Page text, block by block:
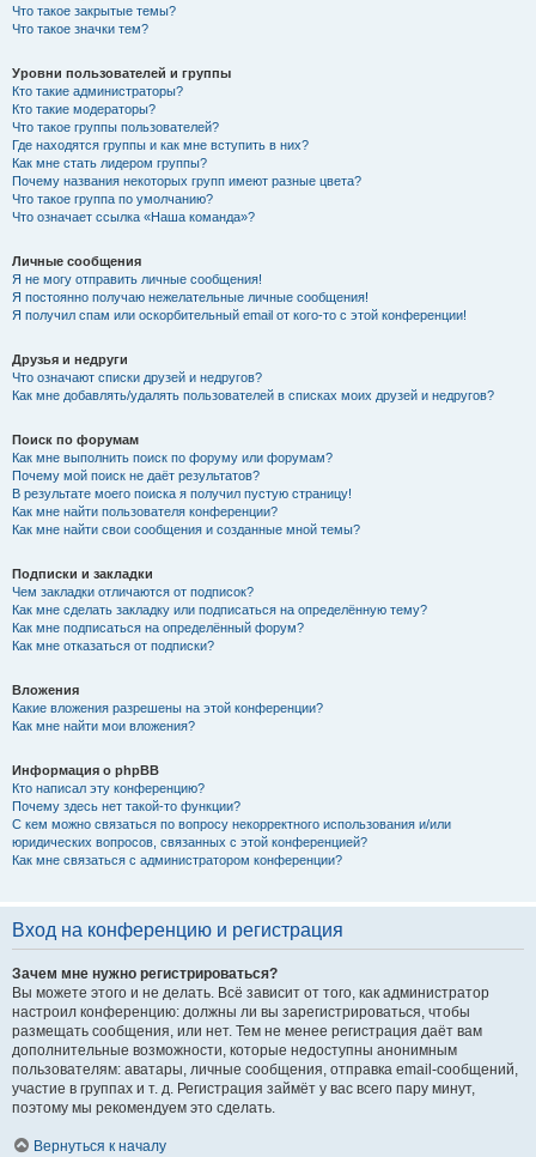
Что такое закрытые темы?
Что такое значки тем?
Уровни пользователей и группы
Кто такие администраторы?
Кто такие модераторы?
Что такое группы пользователей?
Где находятся группы и как мне вступить в них?
Как мне стать лидером группы?
Почему названия некоторых групп имеют разные цвета?
Что такое группа по умолчанию?
Что означает ссылка «Наша команда»?
Личные сообщения
Я не могу отправить личные сообщения!
Я постоянно получаю нежелательные личные сообщения!
Я получил спам или оскорбительный email от кого-то с этой конференции!
Друзья и недруги
Что означают списки друзей и недругов?
Как мне добавлять/удалять пользователей в списках моих друзей и недругов?
Поиск по форумам
Как мне выполнить поиск по форуму или форумам?
Почему мой поиск не даёт результатов?
В результате моего поиска я получил пустую страницу!
Как мне найти пользователя конференции?
Как мне найти свои сообщения и созданные мной темы?
Подписки и закладки
Чем закладки отличаются от подписок?
Как мне сделать закладку или подписаться на определённую тему?
Как мне подписаться на определённый форум?
Как мне отказаться от подписки?
Вложения
Какие вложения разрешены на этой конференции?
Как мне найти мои вложения?
Информация о phpBB
Кто написал эту конференцию?
Почему здесь нет такой-то функции?
С кем можно связаться по вопросу некорректного использования и/или
юридических вопросов, связанных с этой конференцией?
Как мне связаться с администратором конференции?
Вход на конференцию и регистрация
Зачем мне нужно регистрироваться?
Вы можете этого и не делать. Всё зависит от того, как администратор
настроил конференцию: должны ли вы зарегистрироваться, чтобы
размещать сообщения, или нет. Тем не менее регистрация даёт вам
дополнительные возможности, которые недоступны анонимным
пользователям: аватары, личные сообщения, отправка email-сообщений,
участие в группах и т. д. Регистрация займёт у вас всего пару минут,
поэтому мы рекомендуем это сделать.
Вернуться к началу